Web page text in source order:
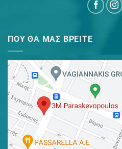
ΠΟΥ ΘΑ ΜΑΣ ΒΡΕΊΤΕ